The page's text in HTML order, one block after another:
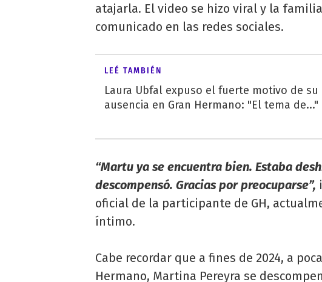
atajarla. El video se hizo viral y la
comunicado en las redes sociales.
LEÉ TAMBIÉN
Laura Ubfal expuso el fuerte motivo de su
ausencia en Gran Hermano: "El tema de..."
“Martu ya se encuentra bien. Estaba
descompensó. Gracias por preocuparse”,
oficial de la participante de GH,
íntimo.
Cabe recordar que a fines de 2024, a
Hermano, Martina Pereyra se